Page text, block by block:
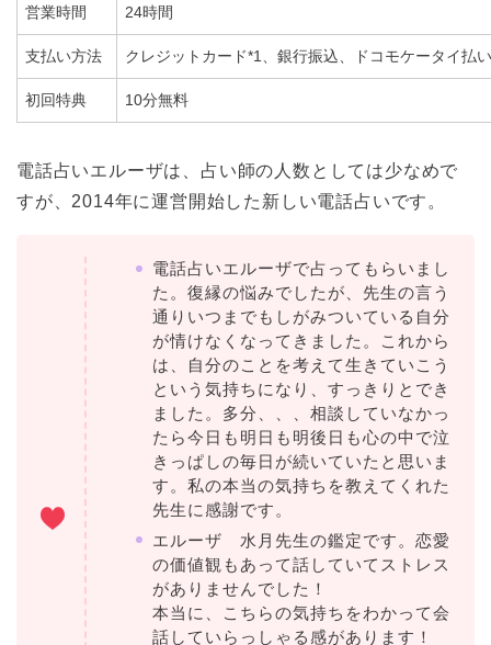
営業時間 24時間
支払い方法 クレジットカード*1、銀行振込、ドコモケータイ払
初回特典 10分無料
電話占いエルーザは、占い師の人数としては少なめで
すが、2014年に運営開始した新しい電話占いです。
電話占いエルーザで占ってもらいまし
た。復縁の悩みでしたが、先生の言う
通りいつまでもしがみついている自分
が情けなくなってきました。これから
は、自分のことを考えて生きていこう
という気持ちになり、すっきりとでき
ました。多分、、、相談していなかっ
たら今日も明日も明後日も心の中で泣
きっぱしの毎日が続いていたと思いま
す。私の本当の気持ちを教えてくれた
先生に感謝です。
エルーザ 水月先生の鑑定です。恋愛
の価値観もあって話していてストレス
がありませんでした！
本当に、こちらの気持ちをわかって会
話していらっしゃる感があります！